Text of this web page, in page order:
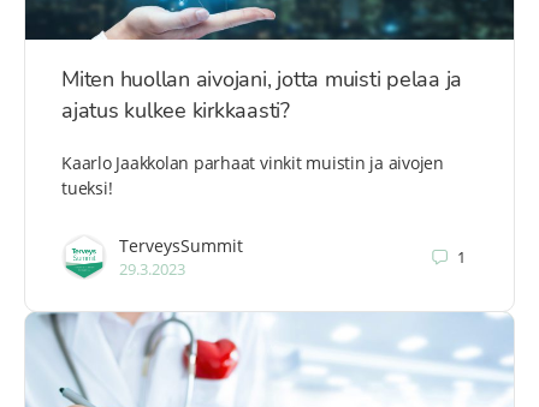
Miten huollan aivojani, jotta muisti pelaa ja
ajatus kulkee kirkkaasti?
Kaarlo Jaakkolan parhaat vinkit muistin ja aivojen
tueksi!
TerveysSummit
29.3.2023
1